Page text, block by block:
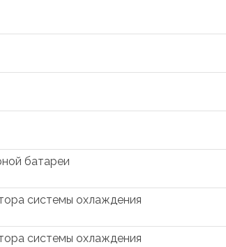
батареи
системы охлаждения
системы охлаждения